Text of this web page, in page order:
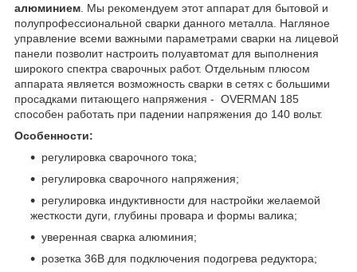
алюминием . Мы рекомендуем этот аппарат для бытовой и
полупрофессиональной сварки данного металла. Нагляное
управление всеми важными параметрами сварки на лицевой
панели позволит настроить полуавтомат для выполнения
широкого спектра сварочных работ. Отдельным плюсом
аппарата является возможность сварки в сетях с большими
просадками питающего напряжения - OVERMAN 185
способен работать при падении напряжения до 140 вольт.
Особенности:
регулировка сварочного тока;
регулировка сварочного напряжения;
регулировка индуктивности для настройки желаемой
жесткости дуги, глубины провара и формы валика;
уверенная сварка алюминия;
розетка 36В для подключения подогрева редуктора;